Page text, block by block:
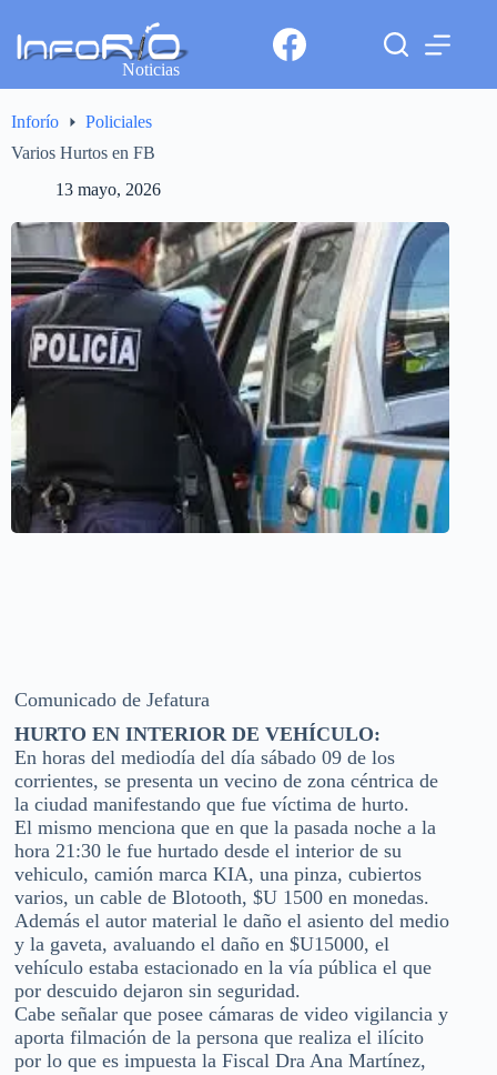
Noticias
Inforío
Policiales
Varios Hurtos en FB
13 mayo, 2026
Comunicado de Jefatura
HURTO EN INTERIOR DE VEHÍCULO:
En horas del mediodía del día sábado 09 de los
corrientes, se presenta un vecino de zona céntrica de
la ciudad manifestando que fue víctima de hurto.
El mismo menciona que en que la pasada noche a la
hora 21:30 le fue hurtado desde el interior de su
vehiculo, camión marca KIA, una pinza, cubiertos
varios, un cable de Blotooth, $U 1500 en monedas.
Además el autor material le daño el asiento del medio
y la gaveta, avaluando el daño en $U15000, el
vehículo estaba estacionado en la vía pública el que
por descuido dejaron sin seguridad.
Cabe señalar que posee cámaras de video vigilancia y
aporta filmación de la persona que realiza el ilícito
por lo que es impuesta la Fiscal Dra Ana Martínez,